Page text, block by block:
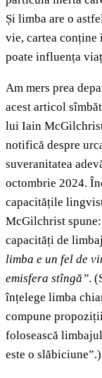
Și limba are o
vie, cartea
poate influența
Am mers prea
acest articol
lui Iain McGilchrist
notifică despre
suveranitatea
octombrie 2024.
capacitățile
McGilchrist spune:
capacități de
limba e un fel de
emisfera stîngă”.
înțelege limba
compune
folosească
este o slăbiciune”.)